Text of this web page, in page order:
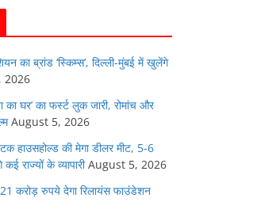
p
का ब्रांड ‘स्किम्स’, दिल्ली-मुंबई में खुलेंगे
2026
का घर’ का फर्स्ट लुक जारी, रोमांच और
August 5, 2026
हाउसहोल्ड की मेगा डीलर मीट, 5-6
राज्यों के व्यापारी August 5, 2026
करोड़ रुपये देगा रिलायंस फाउंडेशन